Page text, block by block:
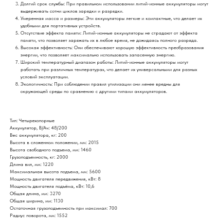
Долгий срок службы: При правильном использовании литий-ионные аккумуляторы могут
выдерживать сотни циклов зарядки и разрядки.
Умеренная масса и размеры: Эти аккумуляторы легкие и компактные, что делает их
удобными для портативных устройств.
Отсутствие эффекта памяти: Литий-ионные аккумуляторы не страдают от эффекта
памяти, что позволяет заряжать их в любое время, не дожидаясь полного разряда.
Высокая эффективность: Они обеспечивают хорошую эффективность преобразования
энергии, что позволяет максимально использовать запасенную энергию.
Широкий температурный диапазон работы: Литий-ионные аккумуляторы могут
работать при различных температурах, что делает их универсальными для разных
условий эксплуатации.
Экологичность: При соблюдении правил утилизации они менее вредны для
окружающей среды по сравнению с другими типами аккумуляторов.
Тип: Четырехопорные
Аккумулятор, В/Ач: 48/200
Вес аккумулятора, кг: 200
Высота в сложенном положении, мм: 2015
Высота свободного подъема, мм: 1460
Грузоподъемность, кг: 2000
Длина вил, мм: 1220
Максимальная высота подъема, мм: 5600
Мощность двигателя передвижения, кВт: 8
Мощность двигателя подъёма, кВт: 10,6
Общая длина, мм: 3270
Общая ширина, мм: 1130
Остаточная грузоподъемность при максимал: 700
Радиус поворота, мм: 1552